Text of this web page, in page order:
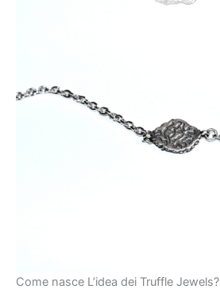
Come nasce L’idea dei Truffle Jewels?​